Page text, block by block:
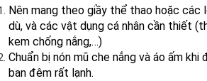
Nên mang theo giầy thể thao hoặc các
dù, và các vật dụng cá nhân cần thiết
kem chống nắng,…)
Chuẩn bị nón mũ che nắng và áo ấm
ban đêm rất lạnh.